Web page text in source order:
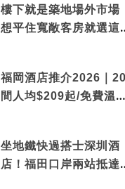
樓下就是築地場外市場
想平住寬敞客房就選這
福岡酒店推介2026｜20
間人均$209起/免費溫泉/
坐地鐵快過搭士深圳酒
店！福田口岸兩站抵達